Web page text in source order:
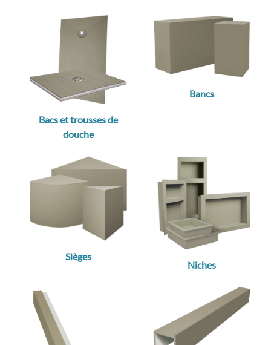
Bacs et trousses de
douche
Bancs
Sièges
Niches